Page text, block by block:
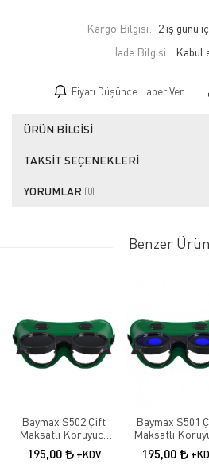
Kargo Bilgisi: 2 iş günü
İade Bilgisi:
Fiyatı Düşünce Haber Ver
ÜRÜN BILGISI
TAKSIT SEÇENEKLERI
YORUMLAR (0)
Benzer
Baymax S502 Çift
Maksatlı Koruyucu
Kaynak Gözlüğü |
Tam Kapalı İş
195,00 +KDV
Baymax S501
Maksatlı
Kaynak
Tam Kapalı İş
195,00